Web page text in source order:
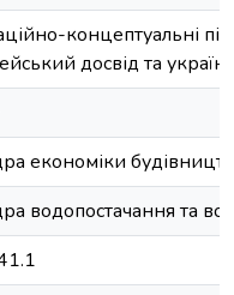
концептуальні
досвід та
економіки
водопостачання та